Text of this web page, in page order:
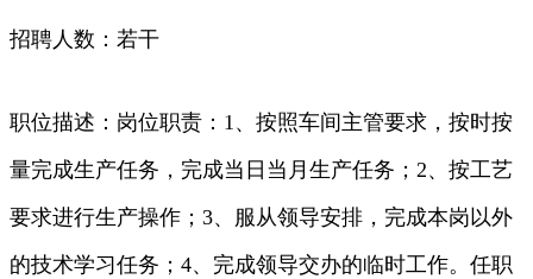
招聘人数：若干
职位描述：岗位职责：1、按照车间主管要求，按时按
量完成生产任务，完成当日当月生产任务；2、按工艺
要求进行生产操作；3、服从领导安排，完成本岗以外
的技术学习任务；4、完成领导交办的临时工作。任职